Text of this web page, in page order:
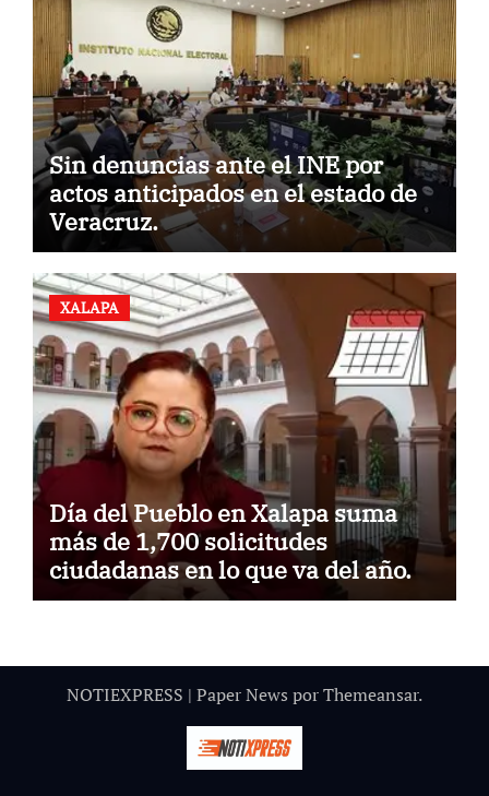
Sin denuncias ante el INE por
actos anticipados en el estado de
Veracruz.
XALAPA
Día del Pueblo en Xalapa suma
más de 1,700 solicitudes
ciudadanas en lo que va del año.
NOTIEXPRESS | Paper News porThemeansar.